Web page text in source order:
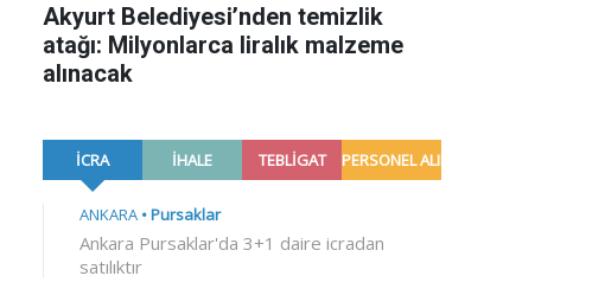
Akyurt Belediyesi’nden temizlik
atağı: Milyonlarca liralık malzeme
alınacak